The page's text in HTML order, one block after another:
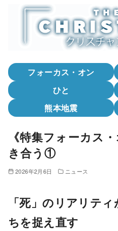
フォーカス・オン
ひと
熊本地震
《特集フォーカス
き合う①
2026年2月6日 ニュース
「死」のリアリテ
ちを捉え直す